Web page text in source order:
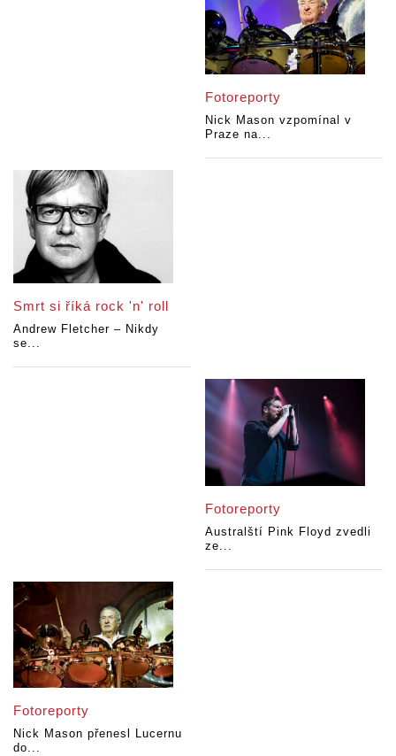
Fotoreporty
Nick Mason vzpomínal v
Praze na...
Smrt si říká rock 'n' roll
Andrew Fletcher – Nikdy
se...
Fotoreporty
Australští Pink Floyd zvedli
ze...
Fotoreporty
Nick Mason přenesl Lucernu
do...